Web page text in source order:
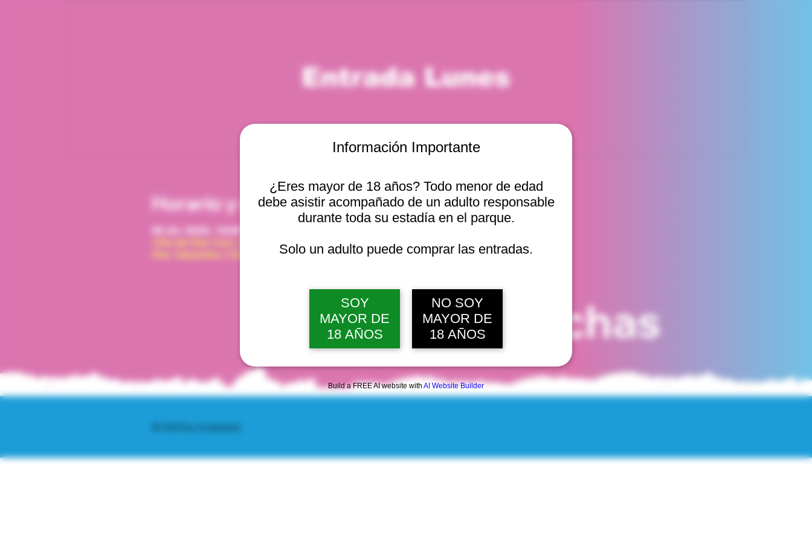
Información Importante
¿Eres mayor de 18 años? Todo menor de edad
debe asistir acompañado de un adulto responsable
durante toda su estadía en el parque.
Solo un adulto puede comprar las entradas.
SOY
MAYOR DE
18 AÑOS
NO SOY
MAYOR DE
18 AÑOS
Build a FREE AI website with AI Website Builder
Entrada Lunes
Horario y ubicación
Viña del Mar, Cam. Internacional 2440, Viña del
lun, 10 ago, 10:00 a. m.
Ver 20 fechas
© 2025 by Scantastic.